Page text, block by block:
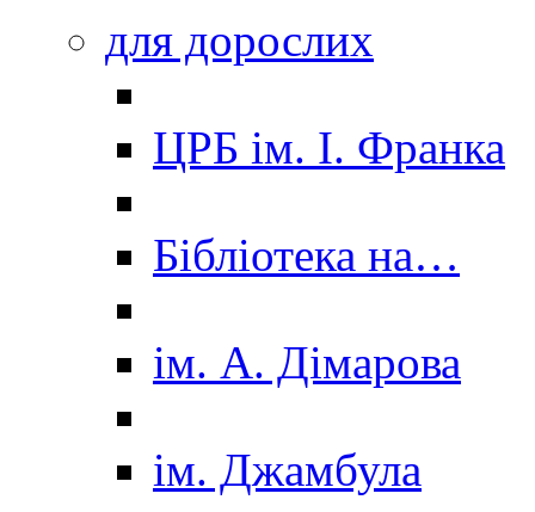
для дорослих
ЦРБ ім. І. Франка
Бібліотека на…
ім. А. Дімарова
ім. Джамбула